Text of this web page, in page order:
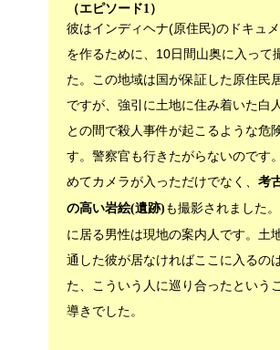
（エピソード1）
彼はインディヘナ(原住民)のドキュ
を作るために、10日間山奥に入って
た。この地域は国が保証した原住民
ですが、強引に土地に住み着いた白
との間で殺人事件が起こるような危
す。警察官も行きたがらないのです
めてカメラが入っただけでなく、 考
の高い岩絵(遺跡) も撮影されました
に居る男性は現地の案内人です。土
通した彼が居なければここに入るの
た、こういう人に巡り合ったという
導きでした。